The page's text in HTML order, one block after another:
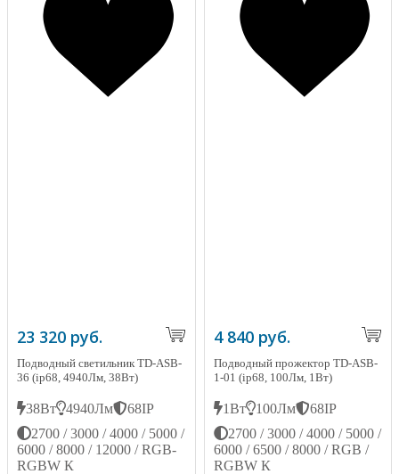
23 320 руб.
Подводный светильник TD-ASB-
36 (ip68, 4940Лм, 38Вт)
38Вт 4940Лм
68IP
2700 / 3000 / 4000 / 5000 /
6000 / 8000 / 12000 / RGB-
RGBW К
4 840 руб.
Подводный прожектор TD-ASB-
1-01 (ip68, 100Лм, 1Вт)
1Вт 100Лм
68IP
2700 / 3000 / 4000 / 5000 /
6000 / 6500 / 8000 / RGB /
RGBW К